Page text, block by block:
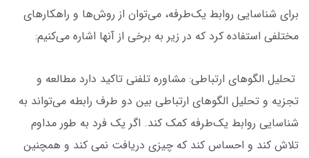
برای شناسایی روابط یک‌طرفه، می‌توان از روش‌ها و راهکارهای
مختلفی استفاده کرد که در زیر به برخی از آنها اشاره می‌کنیم:
تحلیل الگوهای ارتباطی: مشاوره تلفنی تاکید دارد مطالعه و
تجزیه و تحلیل الگوهای ارتباطی بین دو طرف رابطه می‌تواند به
شناسایی روابط یک‌طرفه کمک کند. اگر یک فرد به طور مداوم
تلاش کند و احساس کند که چیزی دریافت نمی کند و همچنین